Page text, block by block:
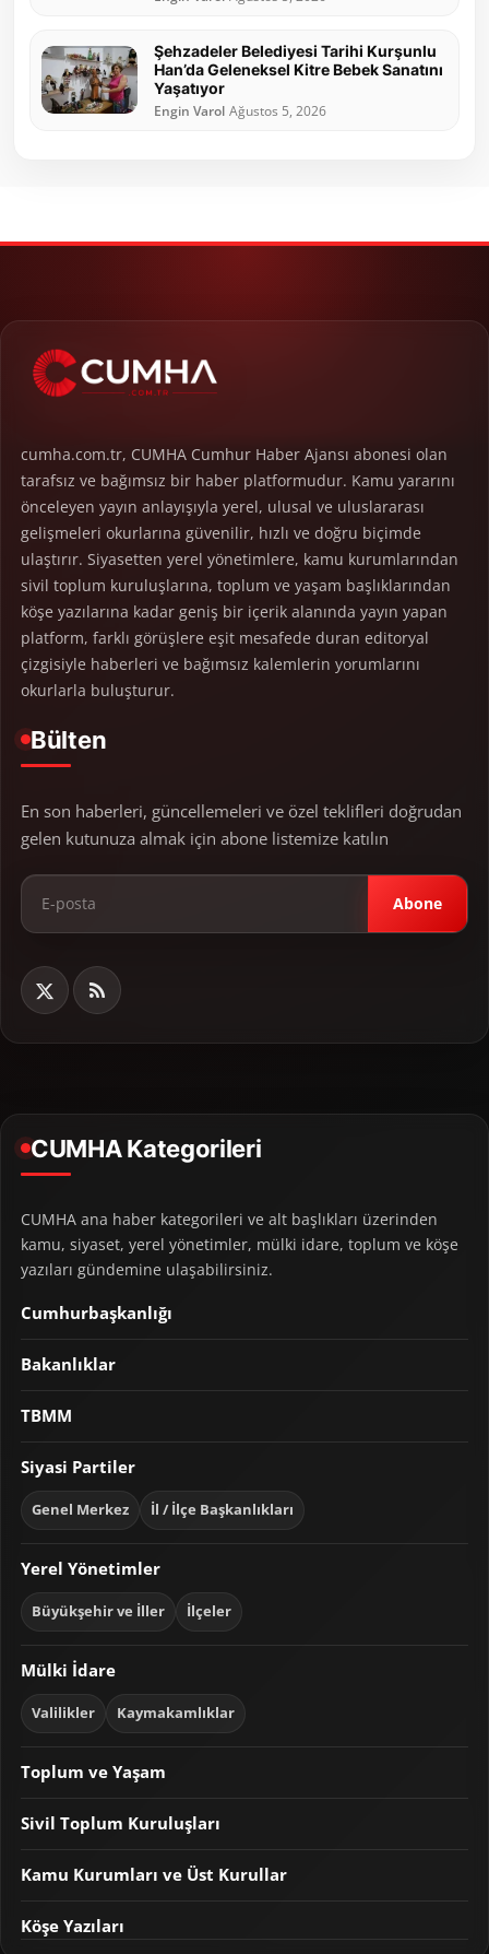
Şehzadeler Belediyesi Tarihi Kurşunlu
Han’da Geleneksel Kitre Bebek Sanatını
Yaşatıyor
Engin Varol Ağustos 5, 2026
cumha.com.tr, CUMHA Cumhur Haber Ajansı abonesi olan
tarafsız ve bağımsız bir haber platformudur. Kamu yararını
önceleyen yayın anlayışıyla yerel, ulusal ve uluslararası
gelişmeleri okurlarına güvenilir, hızlı ve doğru biçimde
ulaştırır. Siyasetten yerel yönetimlere, kamu kurumlarından
sivil toplum kuruluşlarına, toplum ve yaşam başlıklarından
köşe yazılarına kadar geniş bir içerik alanında yayın yapan
platform, farklı görüşlere eşit mesafede duran editoryal
çizgisiyle haberleri ve bağımsız kalemlerin yorumlarını
okurlarla buluşturur.
Bülten
En son haberleri, güncellemeleri ve özel teklifleri doğrudan
gelen kutunuza almak için abone listemize katılın
Abone
CUMHA Kategorileri
CUMHA ana haber kategorileri ve alt başlıkları üzerinden
kamu, siyaset, yerel yönetimler, mülki idare, toplum ve köşe
yazıları gündemine ulaşabilirsiniz.
Cumhurbaşkanlığı
Bakanlıklar
TBMM
Siyasi Partiler
Genel Merkez İl / İlçe Başkanlıkları
Yerel Yönetimler
Büyükşehir ve İller İlçeler
Mülki İdare
Valilikler Kaymakamlıklar
Toplum ve Yaşam
Sivil Toplum Kuruluşları
Kamu Kurumları ve Üst Kurullar
Köşe Yazıları